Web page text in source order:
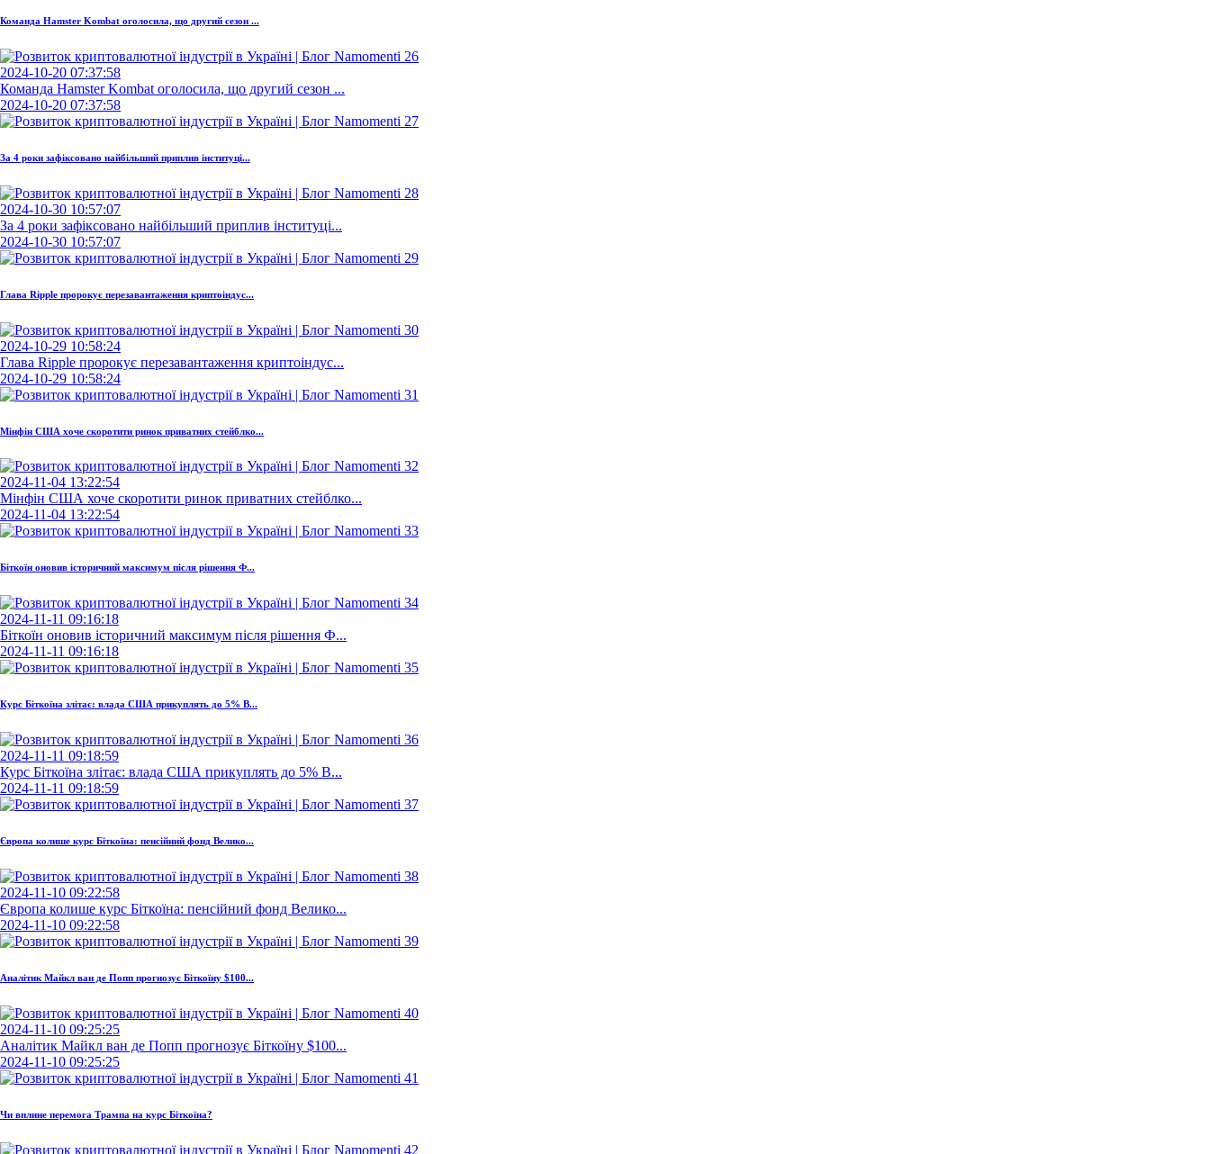
Команда Hamster Kombat оголосила, що другий сезон ...
2024-10-20 07:37:58
Команда Hamster Kombat оголосила, що другий сезон ...
2024-10-20 07:37:58
За 4 роки зафіксовано найбільший приплив інституці...
2024-10-30 10:57:07
За 4 роки зафіксовано найбільший приплив інституці...
2024-10-30 10:57:07
Глава Ripple пророкує перезавантаження криптоіндус...
2024-10-29 10:58:24
Глава Ripple пророкує перезавантаження криптоіндус...
2024-10-29 10:58:24
Мінфін США хоче скоротити ринок приватних стейблко...
2024-11-04 13:22:54
Мінфін США хоче скоротити ринок приватних стейблко...
2024-11-04 13:22:54
Біткоїн оновив історичний максимум після рішення Ф...
2024-11-11 09:16:18
Біткоїн оновив історичний максимум після рішення Ф...
2024-11-11 09:16:18
Курс Біткоїна злітає: влада США прикуплять до 5% B...
2024-11-11 09:18:59
Курс Біткоїна злітає: влада США прикуплять до 5% B...
2024-11-11 09:18:59
Європа колише курс Біткоїна: пенсійний фонд Велико...
2024-11-10 09:22:58
Європа колише курс Біткоїна: пенсійний фонд Велико...
2024-11-10 09:22:58
Аналітик Майкл ван де Попп прогнозує Біткоїну $100...
2024-11-10 09:25:25
Аналітик Майкл ван де Попп прогнозує Біткоїну $100...
2024-11-10 09:25:25
Чи вплине перемога Трампа на курс Біткоїна?